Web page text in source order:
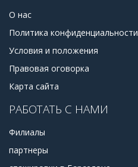
О нас
Политика конфиденциальности
Условия и положения
Правовая оговорка
Карта сайта
РАБОТАТЬ С НАМИ
Филиалы
партнеры